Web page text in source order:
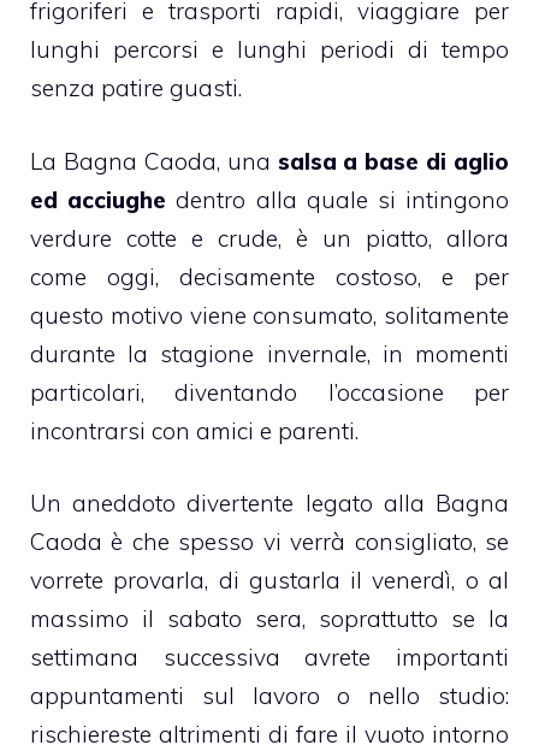
frigoriferi e trasporti rapidi, viaggiare per
lunghi percorsi e lunghi periodi di tempo
senza patire guasti.
La Bagna Caoda, una salsa a base di aglio
ed acciughe dentro alla quale si intingono
verdure cotte e crude, è un piatto, allora
come oggi, decisamente costoso, e per
questo motivo viene consumato, solitamente
durante la stagione invernale, in momenti
particolari, diventando l’occasione per
incontrarsi con amici e parenti.
Un aneddoto divertente legato alla Bagna
Caoda è che spesso vi verrà consigliato, se
vorrete provarla, di gustarla il venerdì, o al
massimo il sabato sera, soprattutto se la
settimana successiva avrete importanti
appuntamenti sul lavoro o nello studio:
rischiereste altrimenti di fare il vuoto intorno